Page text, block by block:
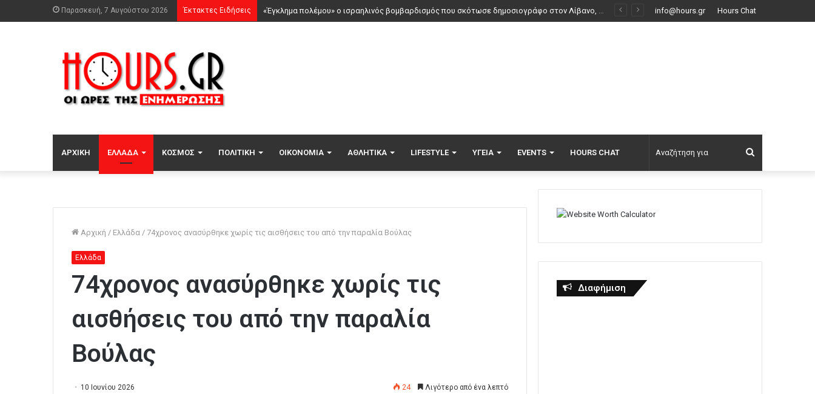
Παρασκευή, 7 Αυγούστου 2026 Έκτακτες Ειδήσεις Επεισόδια μεταξύ διαδηλωτών και αστυνομικών έξω από τη Γερουσία στην Αργεντινή, δείτε βίντεο info@hours.gr Hours Chat
ΑΡΧΙΚΉ ΕΛΛΆΔΑ ΚΌΣΜΟΣ ΠΟΛΙΤΙΚΉ ΟΙΚΟΝΟΜΊΑ ΑΘΛΗΤΙΚΆ LIFESTYLE ΥΓΕΊΑ EVENTS HOURS CHAT
για
Αρχική / Ελλάδα / 74χρονος ανασύρθηκε χωρίς τις αισθήσεις του από την παραλία Βούλας
Ελλάδα
74χρονος ανασύρθηκε χωρίς τις
αισθήσεις του από την παραλία
Βούλας
10 Ιουνίου 2026 24 Λιγότερο από ένα λεπτό
Διαφήμιση